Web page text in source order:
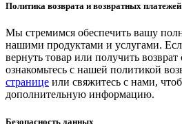
Политика возврата и возвратных платежей
Мы стремимся обеспечить вашу
нашими продуктами и услугами.
вернуть товар или получить возврат
ознакомьтесь с нашей политикой
странице или свяжитесь с нами,
дополнительную информацию.
Безопасность данных